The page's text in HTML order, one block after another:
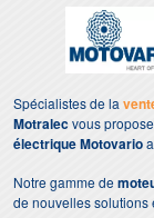
Spécialistes de la
Motralecvous
électrique Motovario
Notre gamme de
de nouvelles solutions